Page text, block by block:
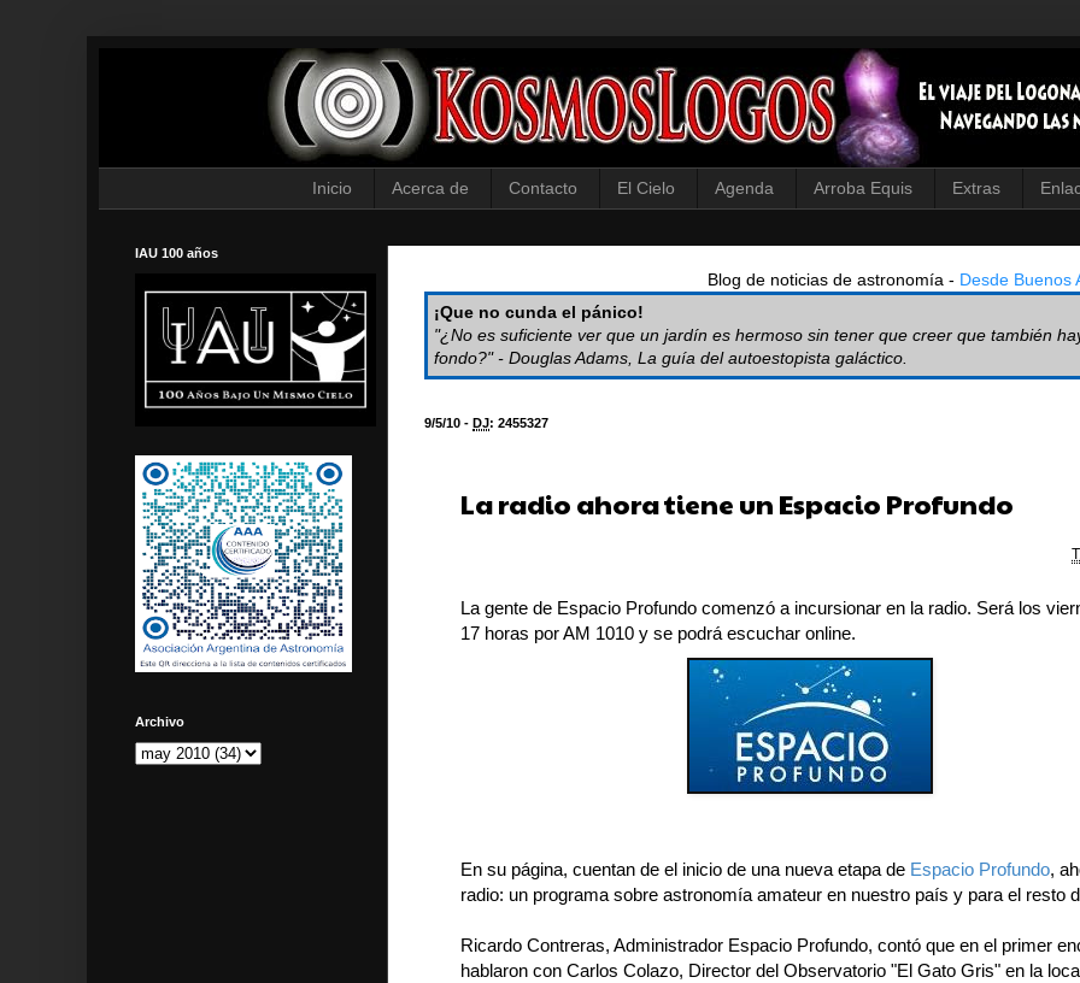
Inicio Acerca de Contacto El Cielo Agenda Arroba Equis Extras
Blog de noticias de astronomía - Desde Buenos
¡Que no cunda el pánico!
"¿No es suficiente ver que un jardín es hermoso sin tener que creer que también
fondo?" - Douglas Adams, La guía del autoestopista galáctico.
9/5/10 - DJ: 2455327
La radio ahora tiene un Espacio Profundo
La gente de Espacio Profundo comenzó a incursionar en la radio. Será los
17 horas por AM 1010 y se podrá escuchar online.
En su página, cuentan de el inicio de una nueva etapa de Espacio Profundo,
radio: un programa sobre astronomía amateur en nuestro país y para el resto
Ricardo Contreras, Administrador Espacio Profundo, contó que en el primer
hablaron con Carlos Colazo, Director del Observatorio "El Gato Gris" en la
IAU 100 años
Archivo